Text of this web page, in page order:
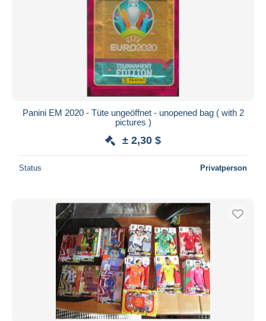
Panini EM 2020 - Tüte ungeöffnet - unopened bag ( with 2
pictures )
± 2,30 $
Status Privatperson